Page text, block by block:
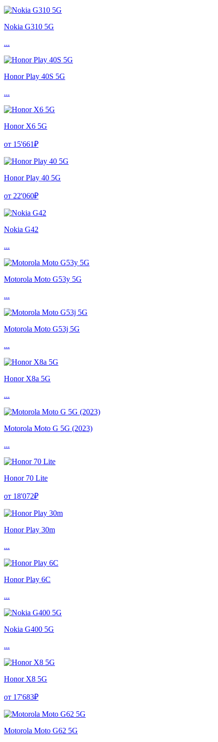
Nokia G310 5G
...
Honor Play 40S 5G
...
Honor X6 5G
от 15'661₽
Honor Play 40 5G
от 22'060₽
Nokia G42
...
Motorola Moto G53y 5G
...
Motorola Moto G53j 5G
...
Honor X8a 5G
...
Motorola Moto G 5G (2023)
...
Honor 70 Lite
от 18'072₽
Honor Play 30m
...
Honor Play 6C
...
Nokia G400 5G
...
Honor X8 5G
от 17'683₽
Motorola Moto G62 5G